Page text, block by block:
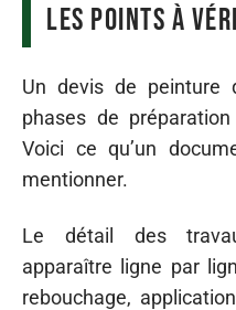
les points à
Un devis de peinture
phases de
Voici ce qu’un
mentionner.
Le détail des
apparaître ligne par
rebouchage,